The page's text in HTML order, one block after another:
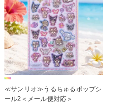
≪サンリオ≫うるちゅるポップシ
ール2＜メール便対応＞